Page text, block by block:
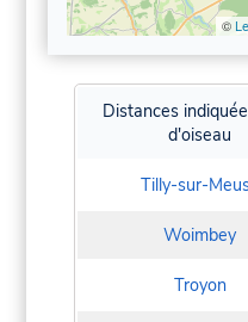
©
Distances
d'oiseau
Tilly-sur-
Woimbey
Troyon